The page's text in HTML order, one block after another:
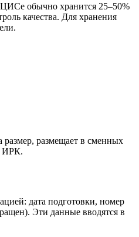
обычно хранится 25–50%
качества. Для хранения
размещает в сменных
ИРК.
дата подготовки, номер
Эти данные вводятся в